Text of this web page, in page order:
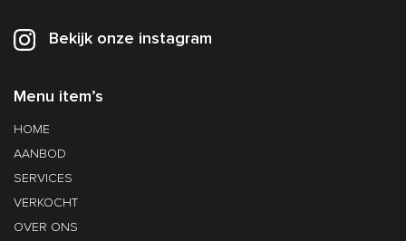
Bekijk onze instagram
Menu item’s
HOME
AANBOD
SERVICES
VERKOCHT
OVER ONS